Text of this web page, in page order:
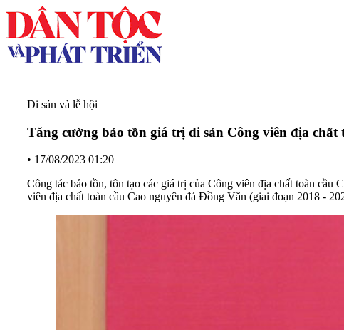
Di sản và lễ hội
Tăng cường bảo tồn giá trị di sản Công viên địa
• 17/08/2023 01:20
Công tác bảo tồn, tôn tạo các giá trị của Công viên địa chất toàn
viên địa chất toàn cầu Cao nguyên đá Đồng Văn (giai đoạn 2018 -